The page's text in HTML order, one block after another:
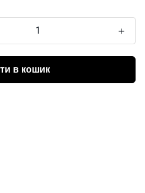
в кошик